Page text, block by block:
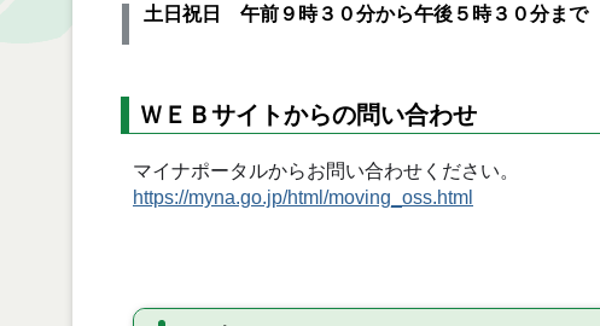
土日祝日 午前９時３０分から午後５時３０分まで
ＷＥＢサイトからの問い合わせ
マイナポータルからお問い合わせください。
https://myna.go.jp/html/moving_oss.html